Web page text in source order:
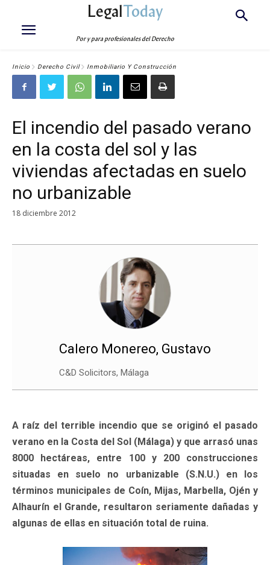
LegalToday
Por y para profesionales del Derecho
Inicio Derecho Civil Inmobiliario Y Construcción
El incendio del pasado verano
en la costa del sol y las
viviendas afectadas en suelo
no urbanizable
18 diciembre 2012
Calero Monereo, Gustavo
C&D Solicitors, Málaga
A raíz del terrible incendio que se originó el pasado
verano en la Costa del Sol (Málaga) y que arrasó unas
8000 hectáreas, entre 100 y 200 construcciones
situadas en suelo no urbanizable (S.N.U.) en los
términos municipales de Coín, Mijas, Marbella, Ojén y
Alhaurín el Grande, resultaron seriamente dañadas y
algunas de ellas en situación total de ruina.